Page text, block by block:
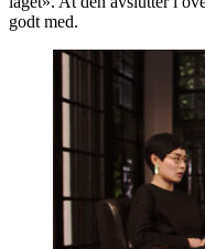
godt med.